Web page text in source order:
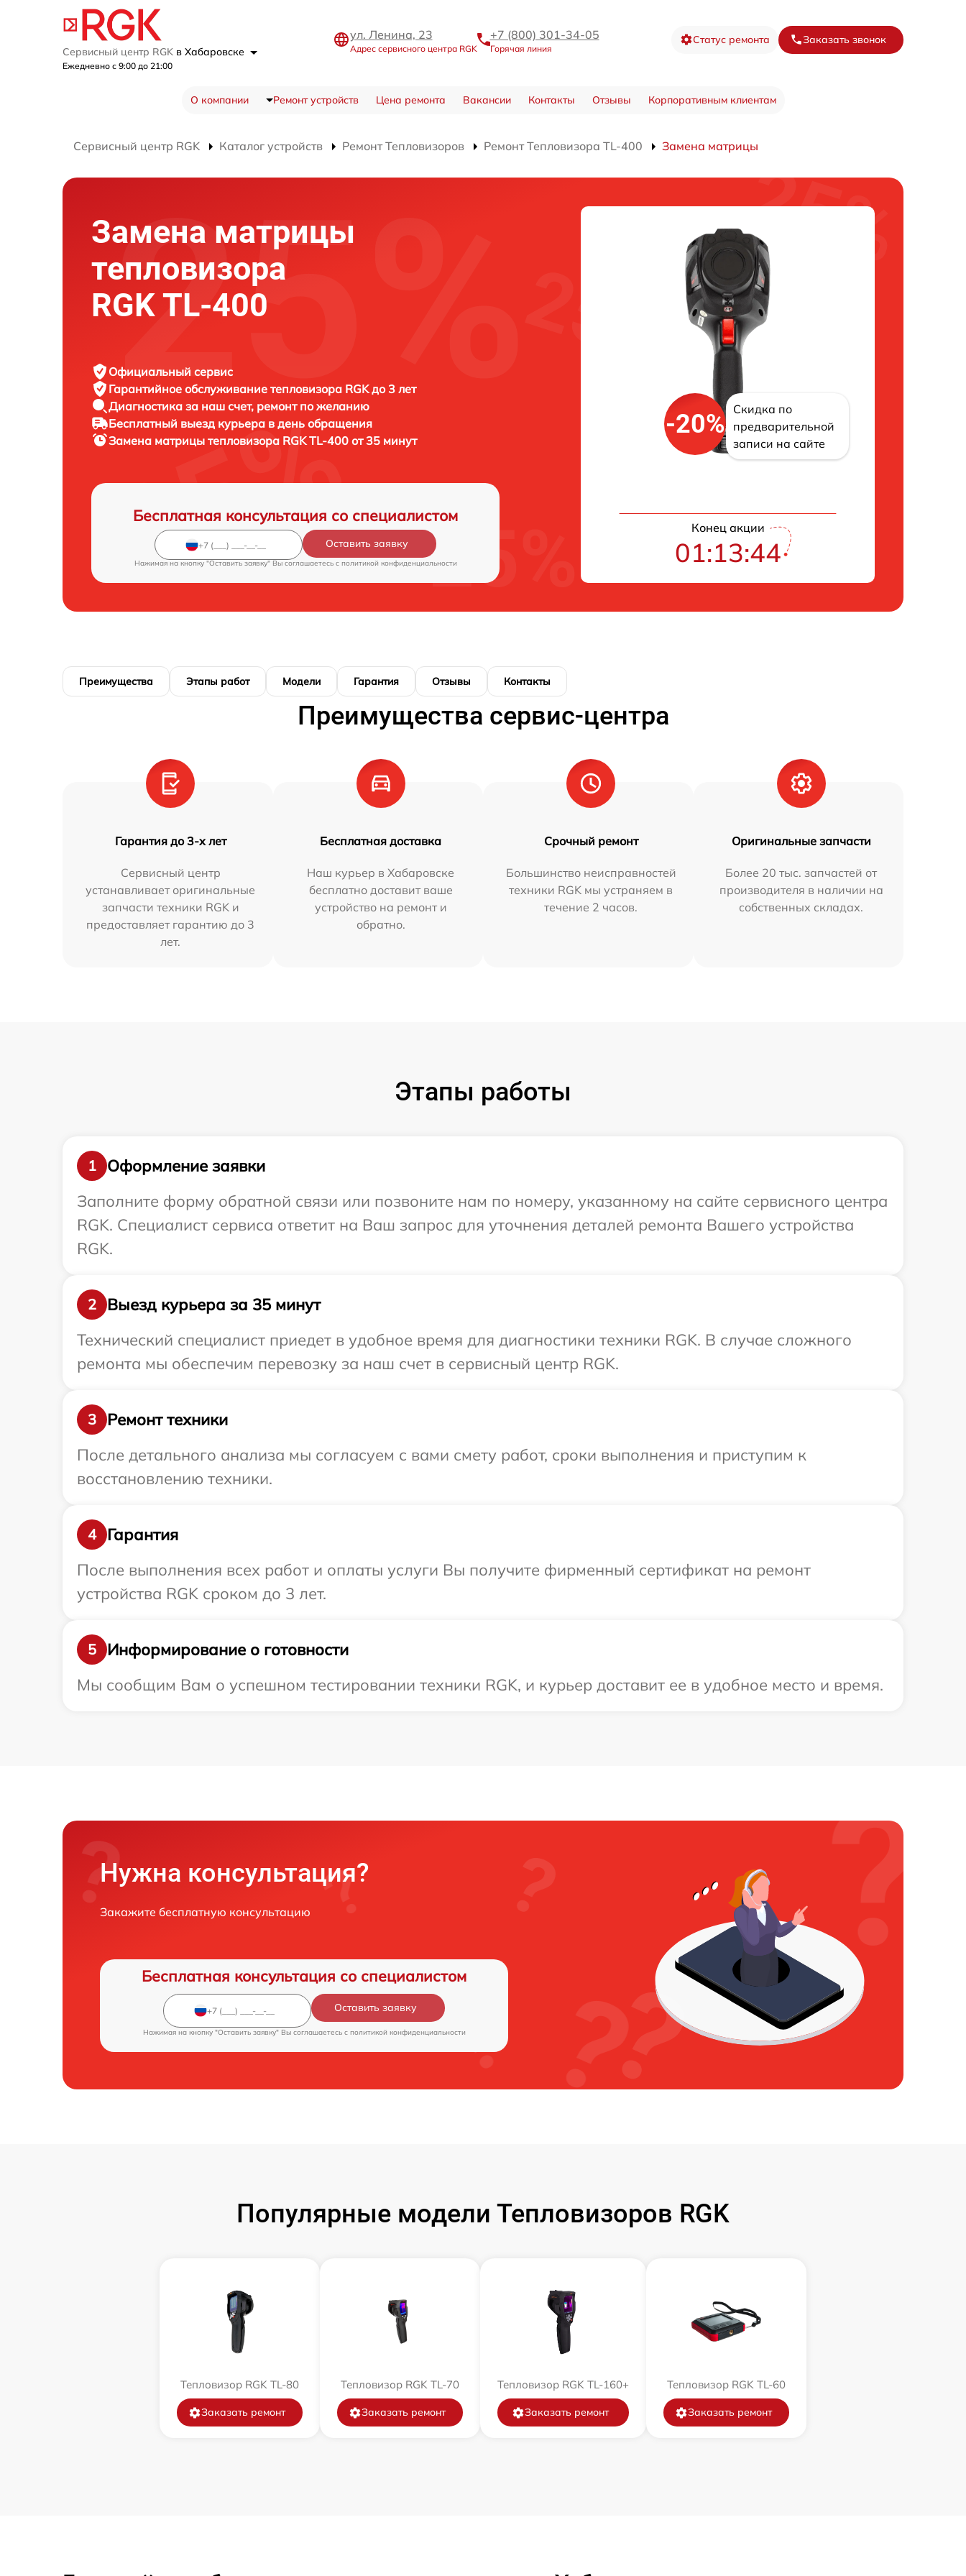
Сервисный центр RGK в Хабаровске
Ежедневно с 9:00 до 21:00
ул. Ленина, 23
Адрес сервисного центра RGK
+7 (800) 301-34-05
Горячая линия
Статус ремонта Заказать звонок
О компании Ремонт устройств Цена ремонта Вакансии Контакты Отзывы Корпоративным клиентам
Сервисный центр RGK Каталог устройств Ремонт Тепловизоров Ремонт Тепловизора TL-400 Замена матрицы
Замена матрицы
тепловизора
RGK TL-400
Официальный сервис
Гарантийное обслуживание тепловизора RGK до 3 лет
Диагностика за наш счет, ремонт по желанию
Бесплатный выезд курьера в день обращения
Замена матрицы тепловизора RGK TL-400 от 35 минут
Бесплатная консультация со специалистом
Оставить заявку
Нажимая на кнопку "Оставить заявку" Вы соглашаетесь c политикой конфиденциальности
-20%
Скидка по
предварительной
записи на сайте
Конец акции
01:13:43
Преимущества Этапы работ Модели Гарантия Отзывы Контакты
Преимущества сервис-центра
Гарантия до 3-х лет
Сервисный центр
устанавливает оригинальные
запчасти техники RGK и
предоставляет гарантию до 3
лет.
Бесплатная доставка
Наш курьер в Хабаровске
бесплатно доставит ваше
устройство на ремонт и
обратно.
Срочный ремонт
Большинство неисправностей
техники RGK мы устраняем в
течение 2 часов.
Оригинальные запчасти
Более 20 тыс. запчастей от
производителя в наличии на
собственных складах.
Этапы работы
1
Оформление заявки
Заполните форму обратной связи или позвоните нам по номеру, указанному на сайте сервисного центра
RGK. Специалист сервиса ответит на Ваш запрос для уточнения деталей ремонта Вашего устройства
RGK.
2
Выезд курьера за 35 минут
Технический специалист приедет в удобное время для диагностики техники RGK. В случае сложного
ремонта мы обеспечим перевозку за наш счет в сервисный центр RGK.
3
Ремонт техники
После детального анализа мы согласуем с вами смету работ, сроки выполнения и приступим к
восстановлению техники.
4
Гарантия
После выполнения всех работ и оплаты услуги Вы получите фирменный сертификат на ремонт
устройства RGK сроком до 3 лет.
5
Информирование о готовности
Мы сообщим Вам о успешном тестировании техники RGK, и курьер доставит ее в удобное место и время.
Нужна консультация?
Закажите бесплатную консультацию
Бесплатная консультация со специалистом
Оставить заявку
Нажимая на кнопку "Оставить заявку" Вы соглашаетесь c политикой конфиденциальности
Популярные модели Тепловизоров RGK
Тепловизор RGK TL-80
Заказать ремонт
Тепловизор RGK TL-70
Заказать ремонт
Тепловизор RGK TL-160+
Заказать ремонт
Тепловизор RGK TL-60
Заказать ремонт